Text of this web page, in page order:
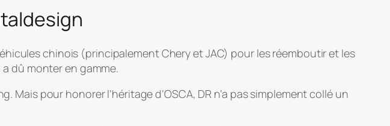
chinois (principalement Chery et JAC) pour les réemboutir et les
dû monter en gamme.
Mais pour honorer l’héritage d’OSCA, DR n’a pas simplement collé un